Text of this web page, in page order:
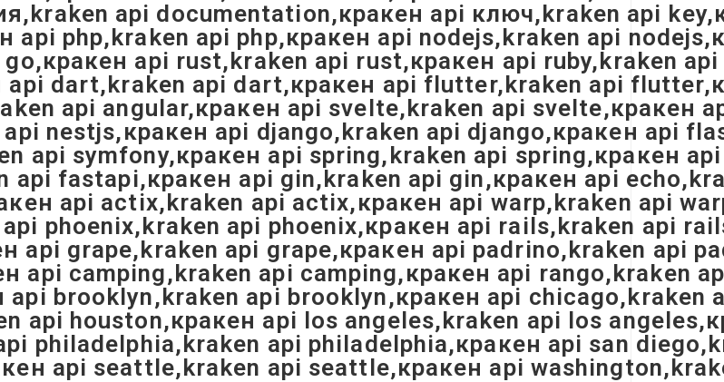
api documentation,кракен api ключ,kraken api
api php,kraken api php,кракен api nodejs,kraken api
api rust,kraken api rust,кракен api ruby,kraken
api dart,kraken api dart,кракен api flutter,kraken api
api angular,кракен api svelte,kraken api svelte,кракен
nestjs,кракен api django,kraken api django,кракен api
api symfony,кракен api spring,kraken api spring,кракен
api fastapi,кракен api gin,kraken api gin,кракен api
api actix,kraken api actix,кракен api warp,kraken api
phoenix,kraken api phoenix,кракен api rails,kraken api
api grape,kraken api grape,кракен api padrino,kraken api
api camping,kraken api camping,кракен api rango,kraken
api brooklyn,kraken api brooklyn,кракен api
api houston,кракен api los angeles,kraken api los
philadelphia,kraken api philadelphia,кракен api san
api seattle,kraken api seattle,кракен api